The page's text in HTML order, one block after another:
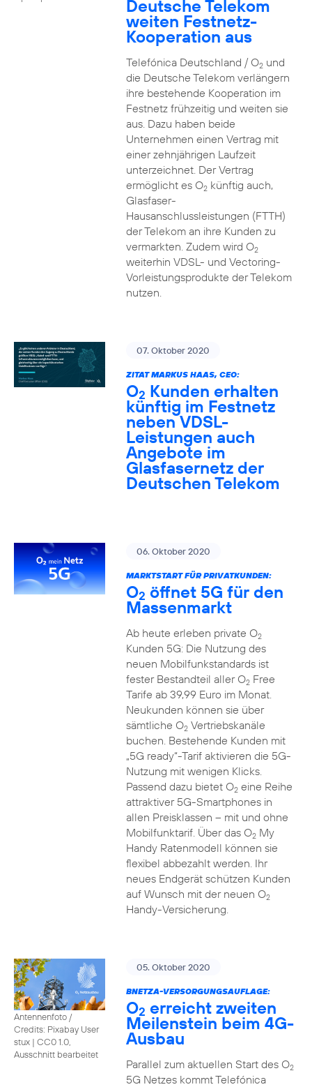
Deutsche Telekom
weiten Festnetz-
Kooperation aus
Telefónica Deutschland / O2und
die Deutsche Telekom verlängern
ihre bestehende Kooperation im
Festnetz frühzeitig und weiten sie
aus. Dazu haben beide
Unternehmen einen Vertrag mit
einer zehnjährigen Laufzeit
unterzeichnet. Der Vertrag
ermöglicht es O2künftig auch,
Glasfaser-
Hausanschlussleistungen (FTTH)
der Telekom an ihre Kunden zu
vermarkten. Zudem wird O2
weiterhin VDSL- und Vectoring-
Vorleistungsprodukte der Telekom
nutzen.
07. Oktober 2020
ZITAT MARKUS HAAS, CEO:
O2 Kunden erhalten
künftig im Festnetz
neben VDSL-
Leistungen auch
Angebote im
Glasfasernetz der
Deutschen Telekom
06. Oktober 2020
MARKTSTART FÜR PRIVATKUNDEN:
O2 öffnet 5G für den
Massenmarkt
Ab heute erleben private O2
Kunden 5G: Die Nutzung des
neuen Mobilfunkstandards ist
fester Bestandteil aller O2Free
Tarife ab 39,99 Euro im Monat.
Neukunden können sie über
sämtliche O2Vertriebskanäle
buchen. Bestehende Kunden mit
„5G ready“-Tarif aktivieren die 5G-
Nutzung mit wenigen Klicks.
Passend dazu bietet O2eine Reihe
attraktiver 5G-Smartphones in
allen Preisklassen – mit und ohne
Mobilfunktarif. Über das O2My
Handy Ratenmodell können sie
flexibel abbezahlt werden. Ihr
neues Endgerät schützen Kunden
auf Wunsch mit der neuen O2
Handy-Versicherung.
Antennenfoto /
Credits: Pixabay User
stux | CC0 1.0,
Ausschnitt bearbeitet
05. Oktober 2020
BNETZA-VERSORGUNGSAUFLAGE:
O2 erreicht zweiten
Meilenstein beim 4G-
Ausbau
Parallel zum aktuellen Start des O2
5G Netzes kommt Telefónica